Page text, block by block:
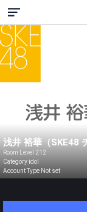
浅井 裕華（SKE48
Room Level 212
Category idol
Account Type Not set